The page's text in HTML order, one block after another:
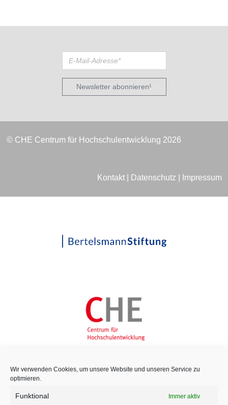
Wir verwenden Cookies, um unsere Website und unseren Service zu
optimieren.
Funktional Immer aktiv
Newsletter abonnieren¹
© CHE Centrum für Hochschulentwicklung 2026
Kontakt| Datenschutz Impressum